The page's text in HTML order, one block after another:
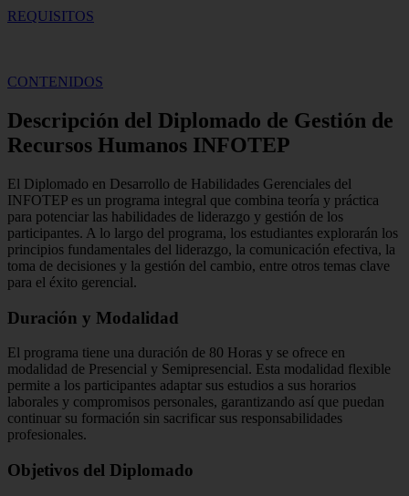
REQUISITOS
CONTENIDOS
Descripción del Diplomado de Gestión de
Recursos Humanos INFOTEP
El Diplomado en Desarrollo de Habilidades Gerenciales del
INFOTEP es un programa integral que combina teoría y práctica
para potenciar las habilidades de liderazgo y gestión de los
participantes. A lo largo del programa, los estudiantes explorarán los
principios fundamentales del liderazgo, la comunicación efectiva, la
toma de decisiones y la gestión del cambio, entre otros temas clave
para el éxito gerencial.
Duración y Modalidad
El programa tiene una duración de 80 Horas y se ofrece en
modalidad de Presencial y Semipresencial. Esta modalidad flexible
permite a los participantes adaptar sus estudios a sus horarios
laborales y compromisos personales, garantizando así que puedan
continuar su formación sin sacrificar sus responsabilidades
profesionales.
Objetivos del Diplomado